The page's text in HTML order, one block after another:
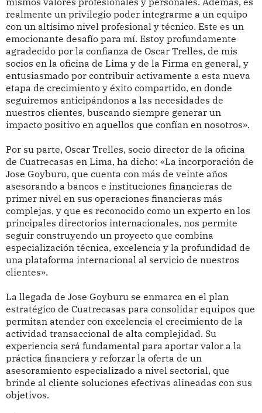
realmente un privilegio poder integrarme a un equipo
con un altísimo nivel profesional y técnico. Este es un
emocionante desafío para mí. Estoy profundamente
agradecido por la confianza de Oscar Trelles, de mis
socios en la oficina de Lima y de la Firma en general, y
entusiasmado por contribuir activamente a esta nueva
etapa de crecimiento y éxito compartido, en donde
seguiremos anticipándonos a las necesidades de
nuestros clientes, buscando siempre generar un
impacto positivo en aquellos que confían en nosotros».
Por su parte, Oscar Trelles, socio director de la oficina
de Cuatrecasas en Lima, ha dicho: «La incorporación de
Jose Goyburu, que cuenta con más de veinte años
asesorando a bancos e instituciones financieras de
primer nivel en sus operaciones financieras más
complejas, y que es reconocido como un experto en los
principales directorios internacionales, nos permite
seguir construyendo un proyecto que combina
especialización técnica, excelencia y la profundidad de
una plataforma internacional al servicio de nuestros
clientes».
La llegada de Jose Goyburu se enmarca en el plan
estratégico de Cuatrecasas para consolidar equipos que
permitan atender con excelencia el crecimiento de la
actividad transaccional de alta complejidad. Su
experiencia será fundamental para aportar valor a la
práctica financiera y reforzar la oferta de un
asesoramiento especializado a nivel sectorial, que
brinde al cliente soluciones efectivas alineadas con sus
objetivos.